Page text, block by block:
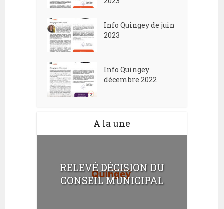
Info Quingey de juin
2023
Info Quingey
décembre 2022
A la une
RELEVÉ DÉCISION DU
CONSEIL MUNICIPAL